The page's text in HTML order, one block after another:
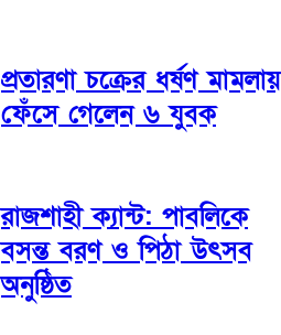
প্রতারণা চক্রের ধর্ষণ মামলায়
ফেঁসে গেলেন ৬ যুবক
রাজশাহী ক্যান্ট: পাবলিকে
বসন্ত বরণ ও পিঠা উৎসব
অনুষ্ঠিত